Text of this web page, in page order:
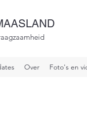
Over Foto's en